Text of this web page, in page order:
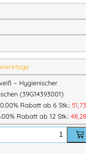
Dosierungund
ideal für den
und
(PGP)
SOFT ULTRA und
– Hygienischer
(39G14393001)
Rabatt ab 6 Stk.: 51,73
Rabatt ab 12 Stk.: 48,28